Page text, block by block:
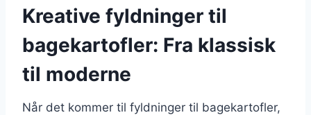
Kreative fyldninger til
bagekartofler: Fra klassisk
til moderne
Når det kommer til fyldninger til bagekartofler,